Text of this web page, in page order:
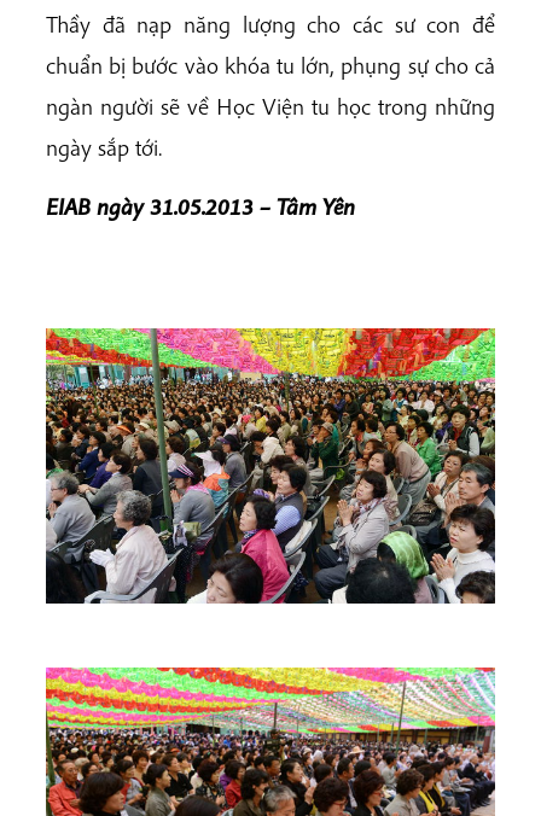
Thầy đã nạp năng lượng cho các sư con để
chuẩn bị bước vào khóa tu lớn, phụng sự cho cả
ngàn người sẽ về Học Viện tu học trong những
ngày sắp tới.
EIAB ngày 31.05.2013 – Tâm Yên